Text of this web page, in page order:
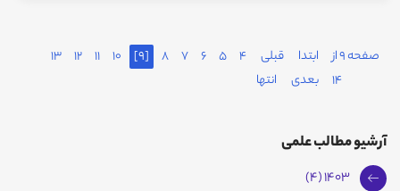
صفحه 9 از
14
ابتدا قبلی 4
5
6
7
8
[9]
10
11
12
13
بعدی
انتها
آرشیو مطالب علمی
1403 (4)